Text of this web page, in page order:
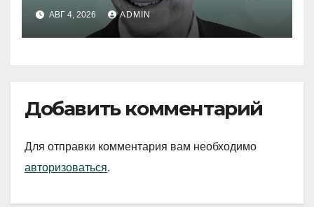
АВГ 4, 2026 ADMIN
Добавить комментарий
Для отправки комментария вам необходимо
авторизоваться.